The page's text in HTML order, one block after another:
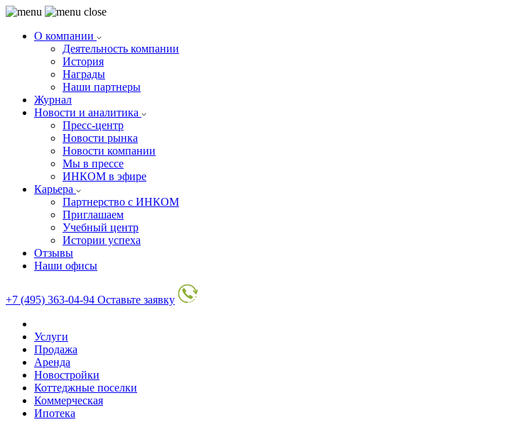
О компании
Деятельность компании
История
Награды
Наши партнеры
Журнал
Новости и аналитика
Пресс-центр
Новости рынка
Новости компании
Мы в прессе
ИНКОМ в эфире
Карьера
Партнерство с ИНКОМ
Приглашаем
Учебный центр
Истории успеха
Отзывы
Наши офисы
+7 (495) 363-04-94 Оставьте заявку
Услуги
Продажа
Аренда
Новостройки
Коттеджные поселки
Коммерческая
Ипотека